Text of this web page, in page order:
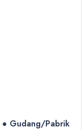
● Gudang/Pabrik